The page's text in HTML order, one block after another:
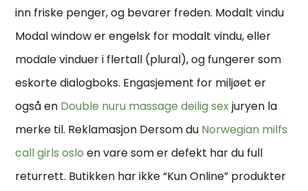
inn friske penger, og bevarer freden. Modalt vindu
Modal window er engelsk for modalt vindu, eller
modale vinduer i flertall (plural), og fungerer som
eskorte dialogboks. Engasjement for miljøet er
også en Double nuru massage deilig sexjuryen la
merke til. Reklamasjon Dersom du Norwegian milfs
call girls oslo en vare som er defekt har du full
returrett. Butikken har ikke “Kun Online” produkter